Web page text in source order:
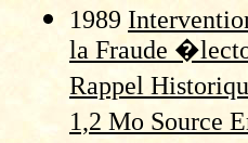
1989
la Fraude
Rappel
1,2 Mo Source